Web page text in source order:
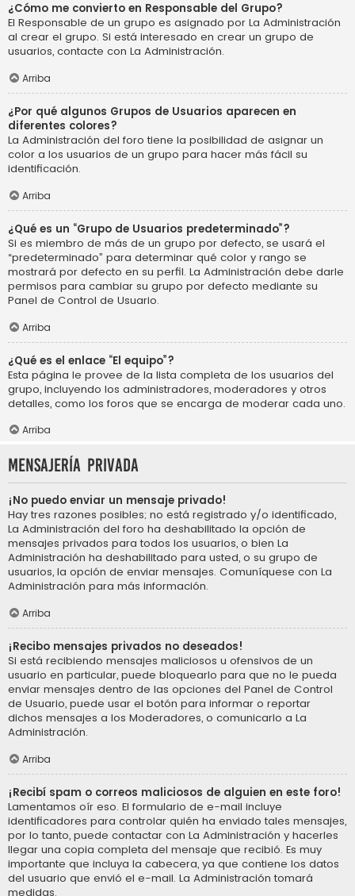
¿Cómo me convierto en Responsable del Grupo?
El Responsable de un grupo es asignado por La Administración
al crear el grupo. Si está interesado en crear un grupo de
usuarios, contacte con La Administración.
Arriba
¿Por qué algunos Grupos de Usuarios aparecen en
diferentes colores?
La Administración del foro tiene la posibilidad de asignar un
color a los usuarios de un grupo para hacer más fácil su
identificación.
Arriba
¿Qué es un “Grupo de Usuarios predeterminado”?
Si es miembro de más de un grupo por defecto, se usará el
“predeterminado” para determinar qué color y rango se
mostrará por defecto en su perfil. La Administración debe darle
permisos para cambiar su grupo por defecto mediante su
Panel de Control de Usuario.
Arriba
¿Qué es el enlace “El equipo”?
Esta página le provee de la lista completa de los usuarios del
grupo, incluyendo los administradores, moderadores y otros
detalles, como los foros que se encarga de moderar cada uno.
Arriba
Mensajería privada
¡No puedo enviar un mensaje privado!
Hay tres razones posibles; no está registrado y/o identificado,
La Administración del foro ha deshabilitado la opción de
mensajes privados para todos los usuarios, o bien La
Administración ha deshabilitado para usted, o su grupo de
usuarios, la opción de enviar mensajes. Comuníquese con La
Administración para más información.
Arriba
¡Recibo mensajes privados no deseados!
Si está recibiendo mensajes maliciosos u ofensivos de un
usuario en particular, puede bloquearlo para que no le pueda
enviar mensajes dentro de las opciones del Panel de Control
de Usuario, puede usar el botón para informar o reportar
dichos mensajes a los Moderadores, o comunicarlo a La
Administración.
Arriba
¡Recibí spam o correos maliciosos de alguien en este foro!
Lamentamos oír eso. El formulario de e-mail incluye
identificadores para controlar quién ha enviado tales mensajes,
por lo tanto, puede contactar con La Administración y hacerles
llegar una copia completa del mensaje que recibió. Es muy
importante que incluya la cabecera, ya que contiene los datos
del usuario que envió el e-mail. La Administración tomará
medidas.